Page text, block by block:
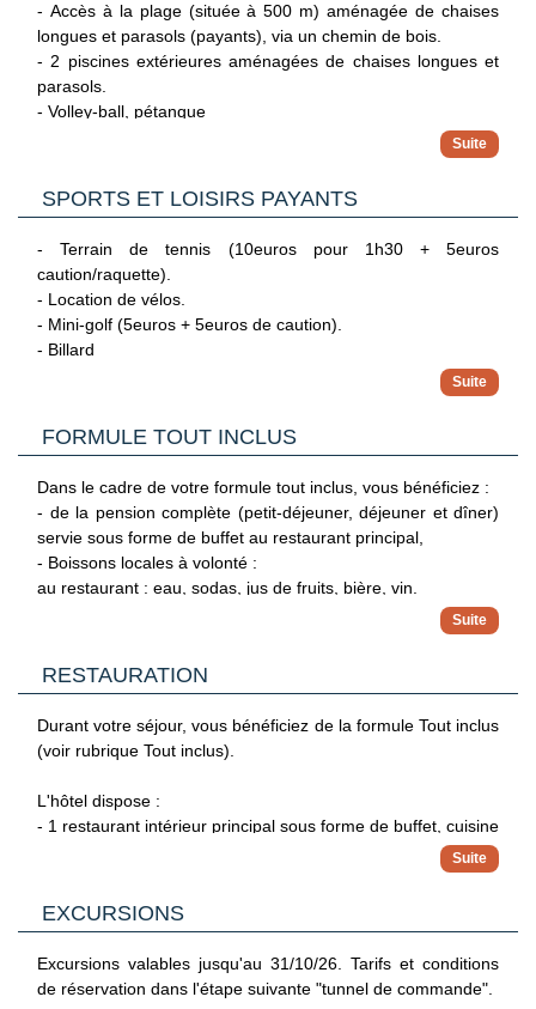
6j/7, en haute saison uniquement.
- Bassin adapté.
- Espace toboggans dans l'une des piscines.
- Aire de jeux
- Accès à la plage (située à 500 m) aménagée de chaises
longues et parasols (payants), via un chemin de bois.
- 2 piscines extérieures aménagées de chaises longues et
parasols.
- Volley-ball, pétanque
SPORTS ET LOISIRS PAYANTS
- Terrain de tennis (10euros pour 1h30 + 5euros
caution/raquette).
- Location de vélos.
- Mini-golf (5euros + 5euros de caution).
- Billard
- Plongée sous-marine
FORMULE TOUT INCLUS
Dans le cadre de votre formule tout inclus, vous bénéficiez :
- de la pension complète (petit-déjeuner, déjeuner et dîner)
servie sous forme de buffet au restaurant principal,
- Boissons locales à volonté :
au restaurant : eau, sodas, jus de fruits, bière, vin.
aux bars, de 10h à 18h au Pool Bar ou Bar Centro, de 18h à
23h au Bar Plaza : eau, sodas, jus de fruits, bière, vin,
- Snacks entre les buffets : pizzas, hot dogs, hamburgers,
piscine ou bar Centro.
- Glaces de 11h à 12h et 16h à 17h.
RESTAURATION
Durant votre séjour, vous bénéficiez de la formule Tout inclus
(voir rubrique Tout inclus).
L'hôtel dispose :
- 1 restaurant intérieur principal sous forme de buffet, cuisine
locale et internationale, show-cooking, à thème certains
EXCURSIONS
Excursions valables jusqu'au 31/10/26. Tarifs et conditions
de réservation dans l'étape suivante "tunnel de commande".